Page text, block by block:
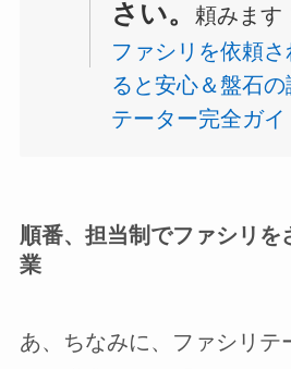
さい。
頼みます
ファシリを依頼
ると安心＆盤石
テーター完全ガイ
順番、担当制でファシリを
業
あ、ちなみに、ファシリテ